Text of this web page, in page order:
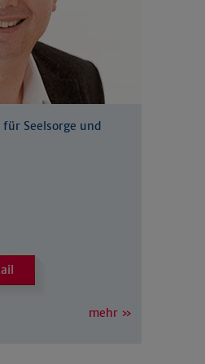
Seelsorge und
mehr »